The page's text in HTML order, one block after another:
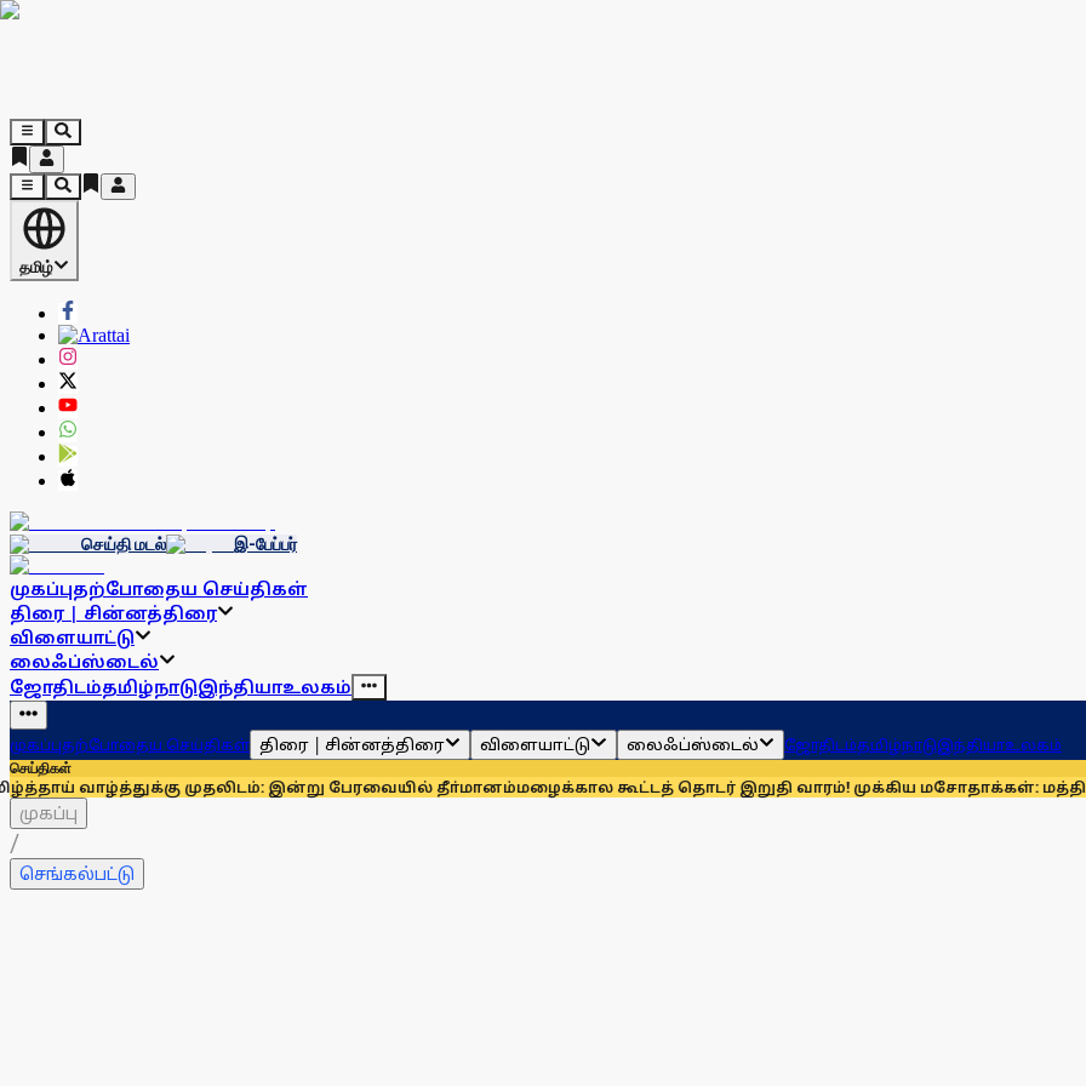
தமிழ்
செய்தி மடல் இ-பேப்பர்
முகப்புதற்போதைய செய்திகள்
திரை | சின்னத்திரை
விளையாட்டு
லைஃப்ஸ்டைல்
ஜோதிடம்தமிழ்நாடுஇந்தியாஉலகம்
முகப்புதற்போதைய செய்திகள் திரை | சின்னத்திரை விளையாட்டு லைஃப்ஸ்டைல் ஜோதிடம்தமிழ்நாடுஇந்தியாஉலகம்
செய்திகள்
முதலிடம்: இன்று பேரவையில் தீா்மானம்மழைக்கால கூட்டத் தொடர் இறுதி வாரம்! முக்கிய மசோதாக்கள்: மத்திய அரசு
முகப்பு
/
செங்கல்பட்டு